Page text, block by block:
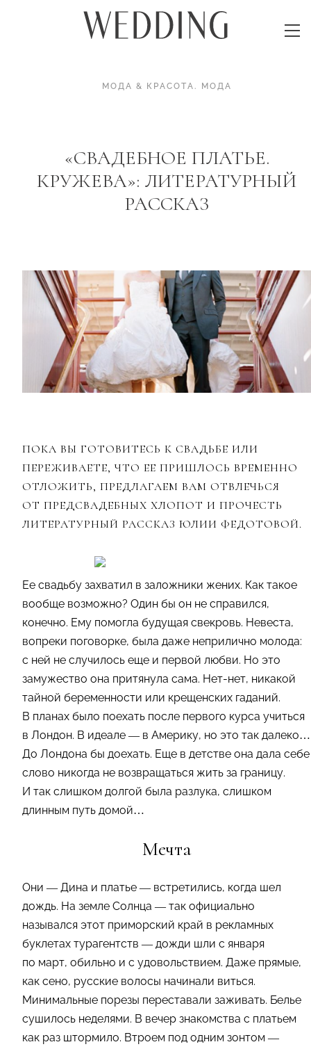
МОДА & КРАСОТА. МОДА
«СВАДЕБНОЕ ПЛАТЬЕ.
КРУЖЕВА»: ЛИТЕРАТУРНЫЙ
РАССКАЗ
ПОКА ВЫ ГОТОВИТЕСЬ К СВАДЬБЕ ИЛИ
ПЕРЕЖИВАЕТЕ, ЧТО ЕЕ ПРИШЛОСЬ ВРЕМЕННО
ОТЛОЖИТЬ, ПРЕДЛАГАЕМ ВАМ ОТВЛЕЧЬСЯ
ОТ ПРЕДСВАДЕБНЫХ ХЛОПОТ И ПРОЧЕСТЬ
ЛИТЕРАТУРНЫЙ РАССКАЗ ЮЛИИ ФЕДОТОВОЙ.
Ее свадьбу захватил в заложники жених. Как такое
вообще возможно? Один бы он не справился,
конечно. Ему помогла будущая свекровь. Невеста,
вопреки поговорке, была даже неприлично молода:
с ней не случилось еще и первой любви. Но это
замужество она притянула сама. Нет-нет, никакой
тайной беременности или крещенских гаданий.
В планах было поехать после первого курса учиться
в Лондон. В идеале — в Америку, но это так далеко…
До Лондона бы доехать. Еще в детстве она дала себе
слово никогда не возвращаться жить за границу.
И так слишком долгой была разлука, слишком
длинным путь домой…
Мечта
Они — Дина и платье — встретились, когда шел
дождь. На земле Солнца — так официально
назывался этот приморский край в рекламных
буклетах турагентств — дожди шли с января
по март, обильно и с удовольствием. Даже прямые,
как сено, русские волосы начинали виться.
Минимальные порезы переставали заживать. Белье
сушилось неделями. В вечер знакомства с платьем
как раз штормило. Втроем под одним зонтом —